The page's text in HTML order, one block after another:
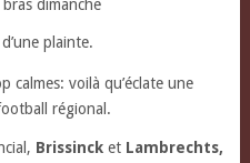
plainte.
calmes: voilà qu’éclate une
régional.
Brissincket Lambrechts,